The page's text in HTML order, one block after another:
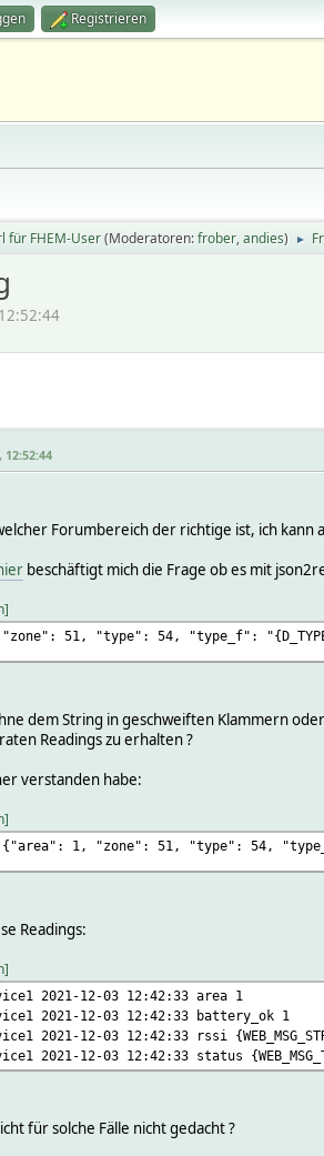
Registrieren
für FHEM-User(Moderatoren:frober,andies) ►
12:52:44
Forumbereich der richtige ist, ich kann
beschäftigt mich die Frage ob es mit
51, "type": 54, "type_f":
dem String in geschweiften Klammern
Readings zu erhalten ?
verstanden habe:
1, "zone": 51, "type": 54,
Readings:
2021-12-03 12:42:33 area 1
2021-12-03 12:42:33 battery_ok 1
2021-12-03 12:42:33 rssi
2021-12-03 12:42:33 status
für solche Fälle nicht gedacht ?